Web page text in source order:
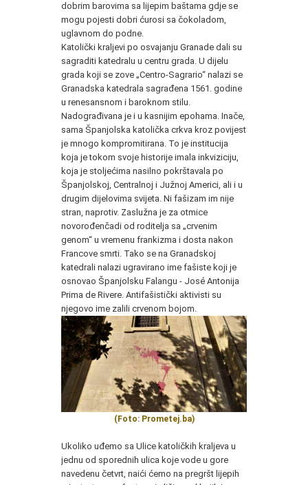
dobrim barovima sa lijepim baštama gdje se
mogu pojesti dobri ćurosi sa čokoladom,
uglavnom do podne.
Katolički kraljevi po osvajanju Granade dali su
sagraditi katedralu u centru grada. U dijelu
grada koji se zove „Centro-Sagrario“ nalazi se
Granadska katedrala sagrađena 1561. godine
u renesansnom i baroknom stilu.
Nadograđivana je i u kasnijim epohama. Inače,
sama Španjolska katolička crkva kroz povijest
je mnogo kompromitirana. To je institucija
koja je tokom svoje historije imala inkviziciju,
koja je stoljećima nasilno pokrštavala po
Španjolskoj, Centralnoj i Južnoj Americi, ali i u
drugim dijelovima svijeta. Ni fašizam im nije
stran, naprotiv. Zaslužna je za otmice
novorođenčadi od roditelja sa „crvenim
genom“ u vremenu frankizma i dosta nakon
Francove smrti. Tako se na Granadskoj
katedrali nalazi ugravirano ime fašiste koji je
osnovao Španjolsku Falangu - José Antonija
Prima de Rivere. Antifašistički aktivisti su
njegovo ime zalili crvenom bojom.
(Foto: Prometej.ba)
Ukoliko uđemo sa Ulice katoličkih kraljeva u
jednu od sporednih ulica koje vode u gore
navedenu četvrt, naići ćemo na pregršt lijepih